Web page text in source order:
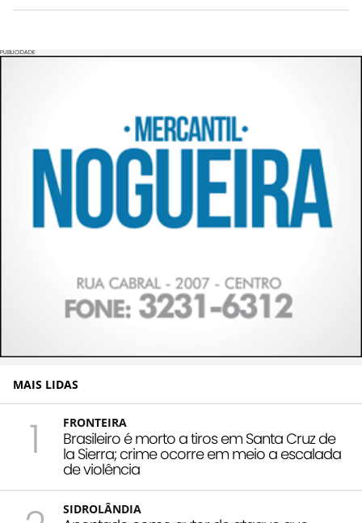
PUBLICIDADE
MAIS LIDAS
1 FRONTEIRA
Brasileiro é morto a tiros em Santa Cruz de
la Sierra; crime ocorre em meio a escalada
de violência
SIDROLÂNDIA